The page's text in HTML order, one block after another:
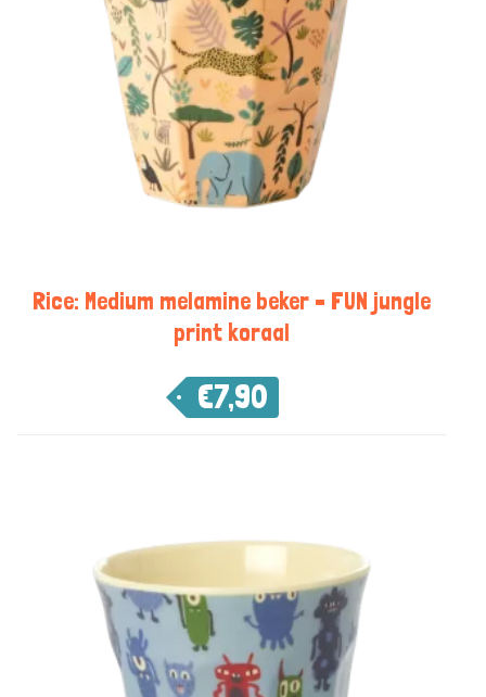
Rice: Medium melamine beker – FUN jungle
print koraal
€7,90